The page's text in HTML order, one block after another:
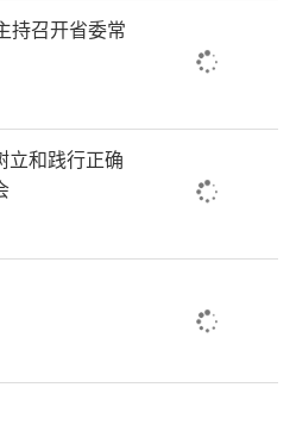
病床服务；进一步规
床营养和疼痛诊疗水
查检验结果互认；强
微生物药物、抗肿瘤药
药水平，规范老年患
例，减少住院患者自
治疗专业人员培训，积
康复医疗服务。
创伤三大中心建设管
持召开省委常
立和践行正确